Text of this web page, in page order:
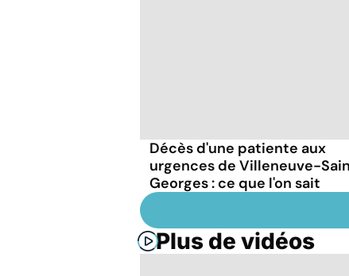
Décès d'une patiente aux
urgences de Villeneuve-
Georges : ce que l'on sait
Plus de vidéos